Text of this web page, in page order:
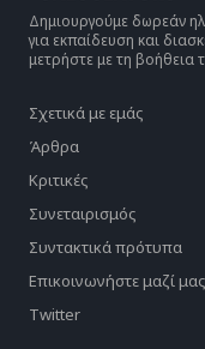
Δημιουργούμε δωρεάν
για εκπαίδευση και
μετρήστε με τη βοήθεια
Σχετικά με εμάς
Άρθρα
Κριτικές
Συνεταιρισμός
Συντακτικά πρότυπα
Επικοινωνήστε μαζί μας
Twitter